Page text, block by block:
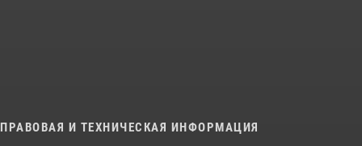
ПРАВОВАЯ И ТЕХНИЧЕСКАЯ ИНФОРМАЦИЯ